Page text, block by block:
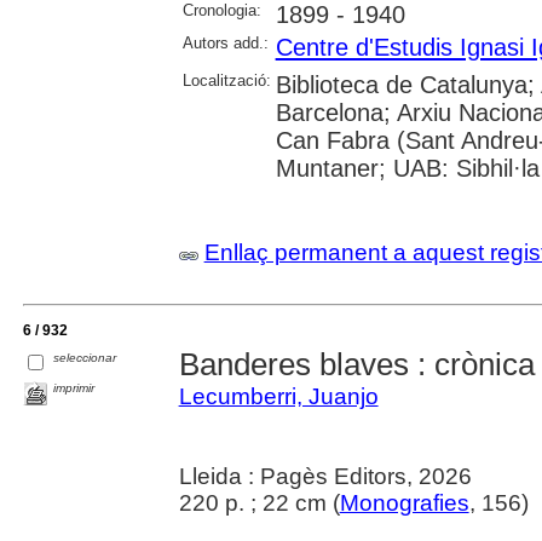
Cronologia: 1899 - 1940
Autors add.: Centre d'Estudis Ignasi
Localització: Biblioteca de
Barcelona; Arxiu
Can Fabra (Sant
Muntaner; UAB: Sibhil·la
Enllaç permanent a aquest
6 / 932
seleccionar
imprimir
Banderes blaves :
Lecumberri, Juanjo
Lleida : Pagès Editors, 2026
220 p. ; 22 cm (Monografies, 156)